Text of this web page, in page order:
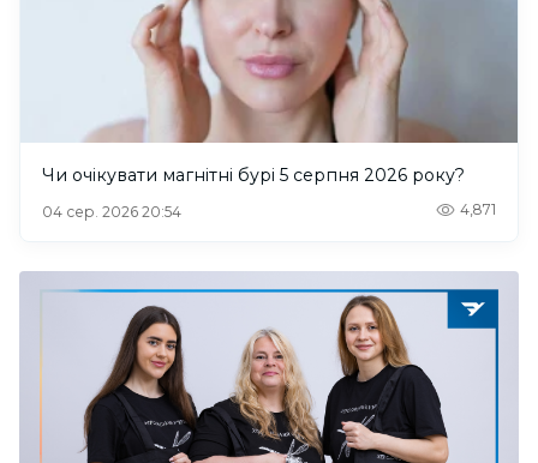
Чи очікувати магнітні бурі 5 серпня 2026 року?
04 сер. 2026 20:54 4,871